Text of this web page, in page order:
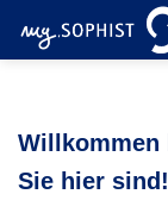
Inhalt
Willkommen
Sie hier sind!